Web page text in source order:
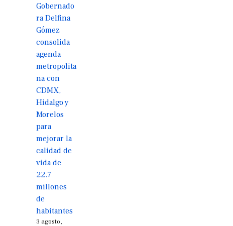
Gobernado
ra Delfina
Gómez
consolida
agenda
metropolita
na con
CDMX,
Hidalgo y
Morelos
para
mejorar la
calidad de
vida de
22.7
millones
de
habitantes
3 agosto,